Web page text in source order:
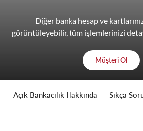
Diğer banka hesap ve
görüntüleyebilir, tüm işlemlerinizi
Müşteri Ol
Açık Bankacılık Hakkında Sıkça